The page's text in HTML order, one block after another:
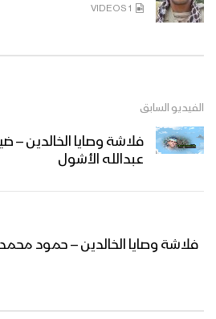
1 VIDEOS
الفيديو السابق
فلاشة وصايا الخالدين –
عبدالله الأشول
فلاشة وصايا الخالدين – حمود